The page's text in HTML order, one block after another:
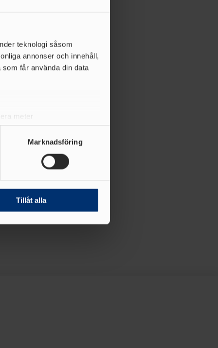
teknologi såsom
annonser och innehåll,
får använda din data
. Du kan ändra
information från din enhet
kombinera informationen
tjänster.
Marknadsföring
Tillåt alla